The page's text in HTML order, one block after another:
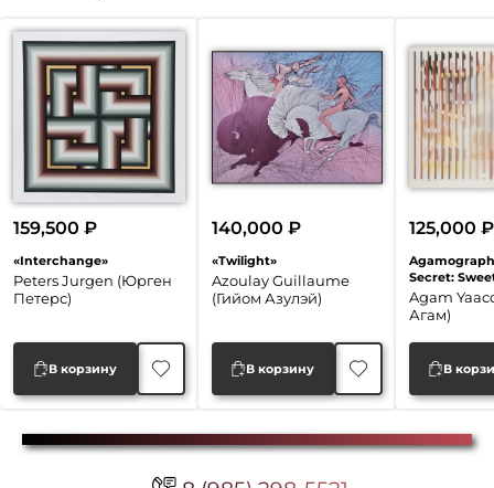
«Interchange»
Peters Jurgen (Юрген
Петерс)
159,500₽
В корзину
«Twilight»
Azoulay Guillaume
(Гийом Азулэй)
140,000 ₽
В корзину
Secret:
Agam
Агам)
125,000 ₽
В